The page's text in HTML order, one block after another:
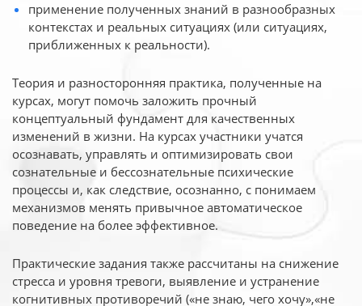
применение полученных знаний в разнообразных
контекстах и реальных ситуациях (или ситуациях,
приближенных к реальности).
Теория и разносторонняя практика, полученные на
курсах, могут помочь заложить прочный
концептуальный фундамент для качественных
изменений в жизни. На курсах участники учатся
осознавать, управлять и оптимизировать свои
сознательные и бессознательные психические
процессы и, как следствие, осознанно, с понимаем
механизмов менять привычное автоматическое
поведение на более эффективное.
Практические задания также рассчитаны на снижение
стресса и уровня тревоги, выявление и устранение
когнитивных противоречий («не знаю, чего хочу»,«не